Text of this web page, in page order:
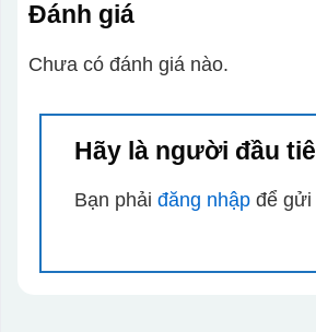
Đánh giá
Chưa có đánh giá nào.
Hãy là người đầu
Bạn phải đăng nhậpđể gửi